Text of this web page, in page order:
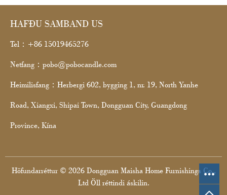
HAFÐU SAMBAND US
Tel：+86 15019465276
Netfang：pobo@pobocandle.com
Heimilisfang：Herbergi 602, bygging 1, nr. 19, North Yanhe
Road, Xiangxi, Shipai Town, Dongguan City, Guangdong
Province, Kína
Höfundarréttur © 2026 Dongguan Maisha Home Furnishings Co.,
Ltd Öll réttindi áskilin.